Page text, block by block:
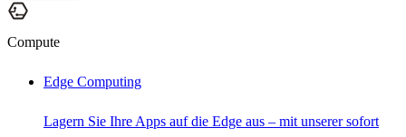
Compute
Edge Computing
Lagern Sie Ihre Apps auf die Edge aus – mit unserer sofort